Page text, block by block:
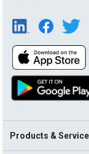
Products &